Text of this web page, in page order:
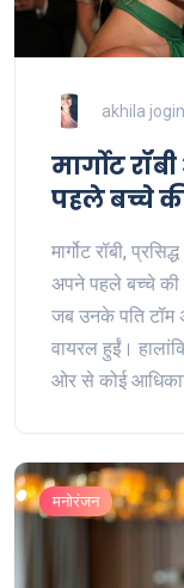
akhila
मार्गोट
पहले बच्चे की
मार्गोट रॉबी,
अपने पहले बच्चे की
जब उनके पति टॉम
वायरल हुईं।
ओर से कोई
मनोरंजन